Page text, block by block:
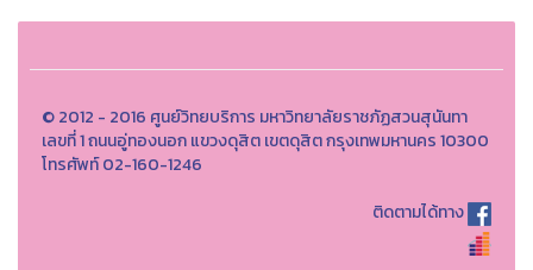
© 2012 - 2016 ศูนย์วิทยบริการ มหาวิทยาลัยราชภัฏสวนสุนันทา
เลขที่ 1 ถนนอู่ทองนอก แขวงดุสิต เขตดุสิต กรุงเทพมหานคร 10300
โทรศัพท์ 02-160-1246
ติดตามได้ทาง